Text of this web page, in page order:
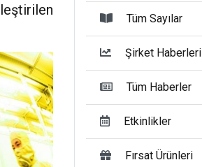
Tüm Sayılar
Şirket Haberleri
Tüm Haberler
Etkinlikler
Fırsat Ürünleri